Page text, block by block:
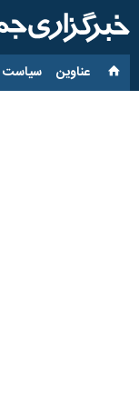
عناوین‌ سیاست